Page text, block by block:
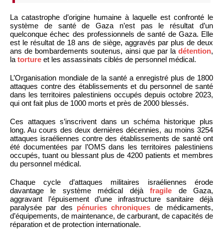
La catastrophe d’origine humaine à laquelle est confronté le
système de santé de Gaza n’est pas le résultat d’un
quelconque échec des professionnels de santé de Gaza. Elle
est le résultat de 18 ans de siège, aggravés par plus de deux
ans de bombardements soutenus, ainsi que par la détention,
la torture et les assassinats ciblés de personnel médical.
L’Organisation mondiale de la santé a enregistré plus de 1800
attaques contre des établissements et du personnel de santé
dans les territoires palestiniens occupés depuis octobre 2023,
qui ont fait plus de 1000 morts et près de 2000 blessés.
Ces attaques s’inscrivent dans un schéma historique plus
long. Au cours des deux dernières décennies, au moins 3254
attaques israéliennes contre des établissements de santé ont
été documentées par l’OMS dans les territoires palestiniens
occupés, tuant ou blessant plus de 4200 patients et membres
du personnel médical.
Chaque cycle d’attaques militaires israéliennes érode
davantage le système médical déjàfragile de Gaza,
aggravant l’épuisement d’une infrastructure sanitaire déjà
paralysée par des pénuries chroniques de médicaments,
d’équipements, de maintenance, de carburant, de capacités de
réparation et de protection internationale.